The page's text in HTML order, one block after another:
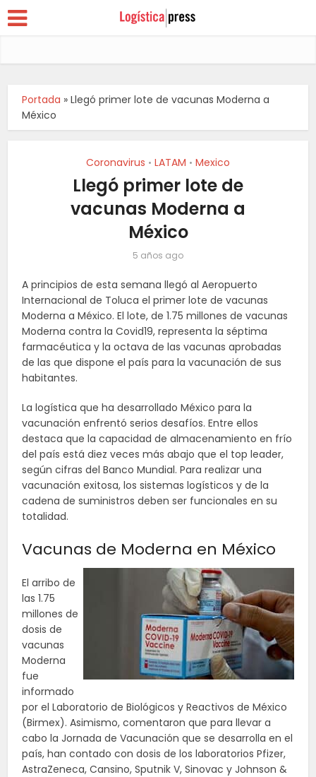
Portada »Llegó primer lote de vacunas Moderna a
México
Coronavirus • LATAM • Mexico
Llegó primer lote de
vacunas Moderna a
México
5 años ago
A principios de esta semana llegó al Aeropuerto
Internacional de Toluca el primer lote de vacunas
Moderna a México. El lote, de 1.75 millones de vacunas
Moderna contra la Covid19, representa la séptima
farmacéutica y la octava de las vacunas aprobadas
de las que dispone el país para la vacunación de sus
habitantes.
La logística que ha desarrollado México para la
vacunación enfrentó serios desafíos. Entre ellos
destaca que la capacidad de almacenamiento en frío
del país está diez veces más abajo que el top leader,
según cifras del Banco Mundial. Para realizar una
vacunación exitosa, los sistemas logísticos y de la
cadena de suministros deben ser funcionales en su
totalidad.
Vacunas de Moderna en México
El arribo de
las 1.75
millones de
dosis de
vacunas
Moderna
fue
informado
por el Laboratorio de Biológicos y Reactivos de México
(Birmex). Asimismo, comentaron que para llevar a
cabo la Jornada de Vacunación que se desarrolla en el
país, han contado con dosis de los laboratorios Pfizer,
AstraZeneca, Cansino, Sputnik V, Sinovac y Johnson &